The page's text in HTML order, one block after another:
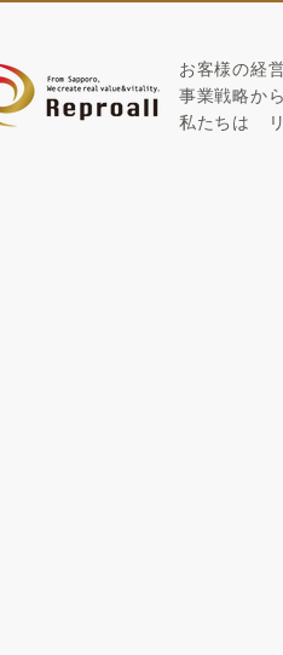
お客様の経
事業戦略か
私たちは